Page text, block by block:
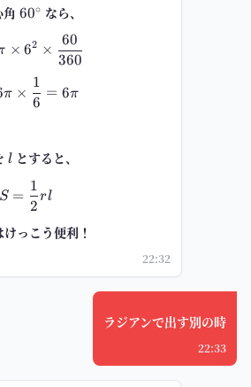
60^\circ
60∘ なら、
S=\pi\times 6^2\times
× 62 ×
360
60
=36\pi\times \frac{1}{6}=6\pi
π ×
6
1
= 6π
l
l とすると、
S=\frac{1}{2}rl
S =
2
1
rl
っこう便利！
22:32
ラジアンで出す別の時
22:33